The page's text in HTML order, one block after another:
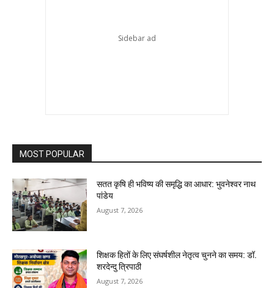
MOST POPULAR
सतत कृषि ही भविष्य की समृद्धि का आधार: भुवनेश्वर नाथ
पांडेय
August 7, 2026
शिक्षक हितों के लिए संघर्षशील नेतृत्व चुनने का समय: डॉ.
शरदेन्दु त्रिपाठी
August 7, 2026